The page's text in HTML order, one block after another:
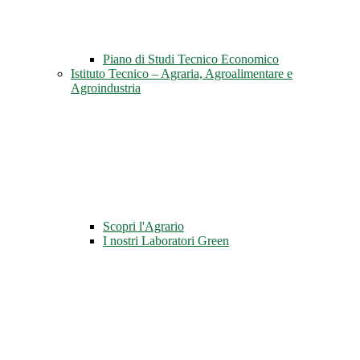
Piano di Studi Tecnico Economico
Istituto Tecnico – Agraria, Agroalimentare e
Agroindustria
Scopri l'Agrario
I nostri Laboratori Green